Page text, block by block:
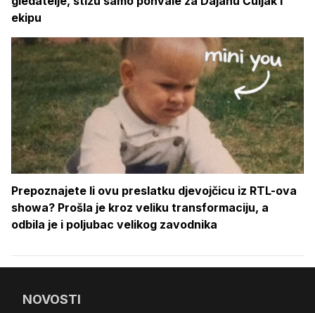
ekipu
Prepoznajete li ovu preslatku djevojčicu iz RTL-ova
showa? Prošla je kroz veliku transformaciju, a
odbila je i poljubac velikog zavodnika
NOVOSTI